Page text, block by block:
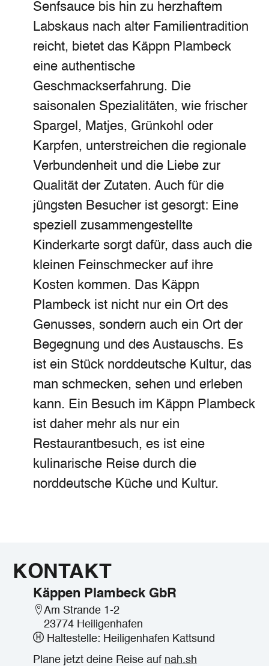
Senfsauce bis hin zu herzhaftem
Labskaus nach alter Familientradition
reicht, bietet das Käppn Plambeck
eine authentische
Geschmackserfahrung. Die
saisonalen Spezialitäten, wie frischer
Spargel, Matjes, Grünkohl oder
Karpfen, unterstreichen die regionale
Verbundenheit und die Liebe zur
Qualität der Zutaten. Auch für die
jüngsten Besucher ist gesorgt: Eine
speziell zusammengestellte
Kinderkarte sorgt dafür, dass auch die
kleinen Feinschmecker auf ihre
Kosten kommen. Das Käppn
Plambeck ist nicht nur ein Ort des
Genusses, sondern auch ein Ort der
Begegnung und des Austauschs. Es
ist ein Stück norddeutsche Kultur, das
man schmecken, sehen und erleben
kann. Ein Besuch im Käppn Plambeck
ist daher mehr als nur ein
Restaurantbesuch, es ist eine
kulinarische Reise durch die
norddeutsche Küche und Kultur.
KONTAKT
Käppen Plambeck GbR
Am Strande 1-2
23774 Heiligenhafen
Haltestelle: Heiligenhafen Kattsund
Plane jetzt deine Reise auf nah.sh